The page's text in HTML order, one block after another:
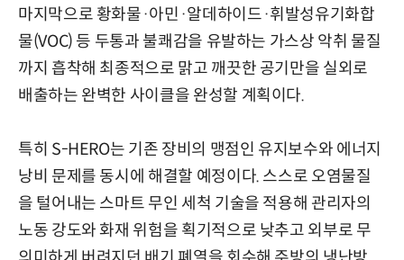
마지막으로 황화물·아민·알데하이드·휘발성유기화합
물(VOC) 등 두통과 불쾌감을 유발하는 가스상 악취 물질
까지 흡착해 최종적으로 맑고 깨끗한 공기만을 실외로
배출하는 완벽한 사이클을 완성할 계획이다.
특히 S-HERO는 기존 장비의 맹점인 유지보수와 에너지
낭비 문제를 동시에 해결할 예정이다. 스스로 오염물질
을 털어내는 스마트 무인 세척 기술을 적용해 관리자의
노동 강도와 화재 위험을 획기적으로 낮추고 외부로 무